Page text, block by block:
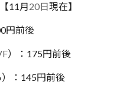
11月20日現在】
円前後
）：175円前後
）：145円前後